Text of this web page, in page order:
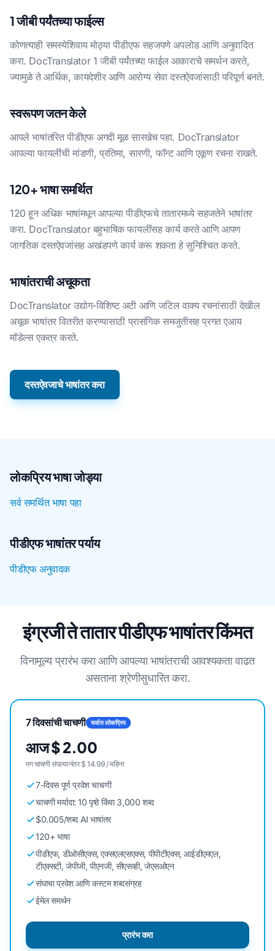
1 जीबी पर्यंतच्या फाईल्स
कोणत्याही समस्येशिवाय मोठ्या पीडीएफ सहजपणे अपलोड आणि अनुवादित
करा. DocTranslator 1 जीबी पर्यंतच्या फाईल आकाराचे समर्थन करते,
ज्यामुळे ते आर्थिक, कायदेशीर आणि आरोग्य सेवा दस्तऐवजांसाठी परिपूर्ण बनते.
स्वरूपण जतन केले
आपले भाषांतरित पीडीएफ अगदी मूळ सारखेच पहा. DocTranslator
आपल्या फायलींची मांडणी, प्रतिमा, सारणी, फॉन्ट आणि एकूण रचना राखते.
120+ भाषा समर्थित
120 हून अधिक भाषांमधून आपल्या पीडीएफचे तातारमध्ये सहजतेने भाषांतर
करा. DocTranslator बहुभाषिक फायलींसह कार्य करते आणि आपण
जागतिक दस्तऐवजांसह अखंडपणे कार्य करू शकता हे सुनिश्चित करते.
भाषांतराची अचूकता
DocTranslator उद्योग-विशिष्ट अटी आणि जटिल वाक्य रचनांसाठी देखील
अचूक भाषांतर वितरीत करण्यासाठी प्रासंगिक समजुतीसह प्रगत एआय
मॉडेल्स एकत्र करते.
दस्तऐवजाचे भाषांतर करा
लोकप्रिय भाषा जोड्या
सर्व समर्थित भाषा पहा
पीडीएफ भाषांतर पर्याय
पीडीएफ अनुवादक
इंग्रजी ते तातार पीडीएफ भाषांतर किंमत
विनामूल्य प्रारंभ करा आणि आपल्या भाषांतराची आवश्यकता वाढत
असताना श्रेणीसुधारित करा.
7 दिवसांची चाचणी सर्वात लोकप्रिय
आज $ 2.00
मग चाचणी संपल्यानंतर $ 14.99 / महिना
7-दिवस पूर्ण प्रवेश चाचणी
चाचणी मर्यादा: 10 पृष्ठे किंवा 3,000 शब्द
$0.005/शब्द AI भाषांतर
120+ भाषा
पीडीएफ, डीओसीएक्स, एक्सएलएसएक्स, पीपीटीएक्स, आईडीएमएल,
टीएक्सटी, जेपीजी, पीएनजी, सीएसव्ही, जेएसओएन
संघाचा प्रवेश आणि कस्टम शब्दसंग्रह
ईमेल समर्थन
प्रारंभ करा